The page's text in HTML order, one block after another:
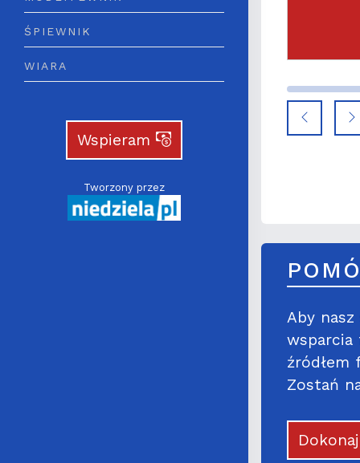
ŚPIEWNIK
WIARA
Wspieram
Tworzony przez
Aby
wsparcia
źródłem
Zostań